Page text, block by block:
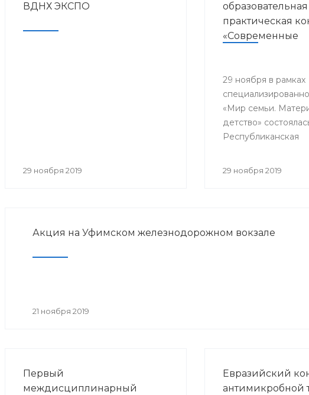
ВДНХ ЭКСПО
29 ноября 2019
практическая
«Современные
медицинской
реабилитации»
29 ноября в рамках
«Мир семьи.
детство»
Республиканская
практическая
29 ноября 2019
Акция на Уфимском железнодорожном вокзале
21 ноября 2019
Первый
междисциплинарный
Евразийский
антимикробной